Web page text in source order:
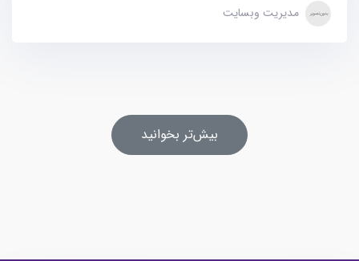
مدیریت وبسایت
بیش‌تر بخوانید